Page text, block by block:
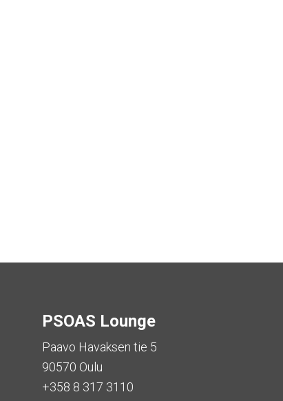
PSOAS Lounge
Paavo Havaksen tie 5
90570 Oulu
+358 8 317 3110